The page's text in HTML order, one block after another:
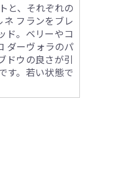
と、それぞれの
フランをブレ
ド。ベリーやコ
ダーヴォラのパ
ドウの良さが引
す。若い状態で